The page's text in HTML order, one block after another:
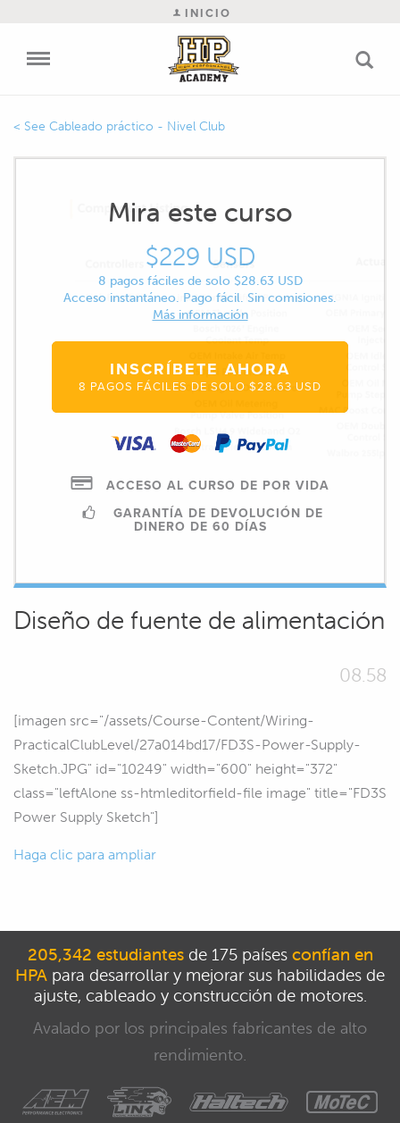
INICIO
Cableado práctico - Nivel Club
Mira este curso
$229 USD
8 pagos fáciles de solo $28.63 USD
Acceso instantáneo. Pago fácil. Sin comisiones.
Más información
INSCRÍBETE AHORA
8 PAGOS FÁCILES DE SOLO $28.63 USD
ACCESO AL CURSO DE POR VIDA
GARANTÍA DE DEVOLUCIÓN DE
DINERO DE 60 DÍAS
Diseño de fuente de alimentación
08.58
[imagen src="/assets/Course-Content/Wiring-
PracticalClubLevel/27a014bd17/FD3S-Power-Supply-
Sketch.JPG" id="10249" width="600" height="372"
class="leftAlone ss-htmleditorfield-file image" title="FD3S
Power Supply Sketch"]
Haga clic para ampliar
205,342 estudiantesde 175 países confían en
HPA para desarrollar y mejorar sus habilidades de
ajuste, cableado y construcción de motores.
Avalado por los principales fabricantes de alto
rendimiento.